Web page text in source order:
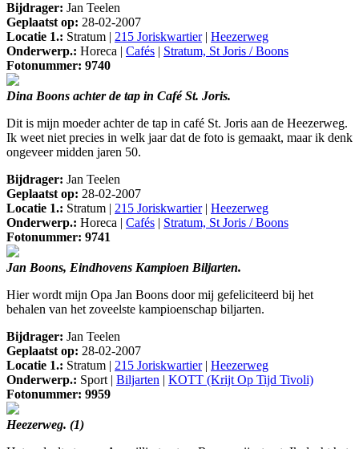
Bijdrager: Jan Teelen
Geplaatst op: 28-02-2007
Locatie 1.: Stratum | 215 Joriskwartier| Heezerweg
Onderwerp.: Horeca | Cafés | Stratum, St Joris / Boons
Fotonummer: 9740
Dina Boons achter de tap in Café St. Joris.
Dit is mijn moeder achter de tap in café St. Joris aan de Heezerweg.
Ik weet niet precies in welk jaar dat de foto is gemaakt, maar ik denk
ongeveer midden jaren 50.
Bijdrager: Jan Teelen
Geplaatst op: 28-02-2007
Locatie 1.: Stratum | 215 Joriskwartier| Heezerweg
Onderwerp.: Horeca | Cafés | Stratum, St Joris / Boons
Fotonummer: 9741
Jan Boons, Eindhovens Kampioen Biljarten.
Hier wordt mijn Opa Jan Boons door mij gefeliciteerd bij het
behalen van het zoveelste kampioenschap biljarten.
Bijdrager: Jan Teelen
Geplaatst op: 28-02-2007
Locatie 1.: Stratum | 215 Joriskwartier| Heezerweg
Onderwerp.: Sport | Biljarten | KOTT (Krijt Op Tijd Tivoli)
Fotonummer: 9959
Heezerweg. (1)